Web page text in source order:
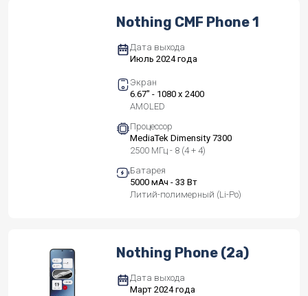
Nothing CMF Phone 1
Дата выхода
Июль 2024 года
Экран
6.67" - 1080 x 2400
AMOLED
Процессор
MediaTek Dimensity 7300
2500 МГц - 8 (4 + 4)
Батарея
5000 мАч - 33 Вт
Литий-полимерный (Li-Po)
Nothing Phone (2a)
Дата выхода
Март 2024 года